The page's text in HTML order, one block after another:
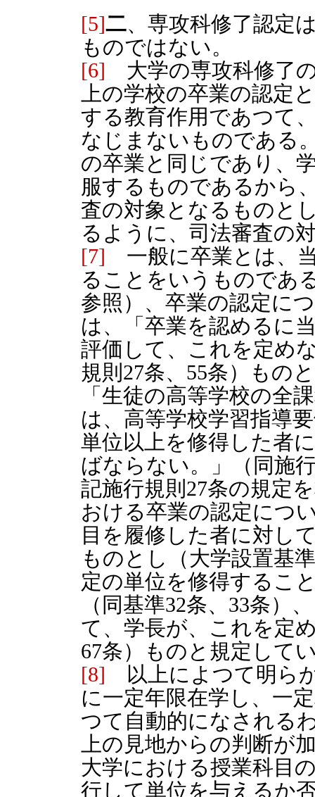
[5]二、専攻科修了認定
ものではない。
[6] 大学の専攻科修了
上の学校の卒業の認定
する教育作用であつて
なじまないものである
の卒業と同じであり、
服するものであるから
査の対象となるものと
るように、司法審査の
[7] 一般に卒業とは、
ることをいうものであ
参照）、卒業の認定に
は、「卒業を認めるに
評価して、これを定め
規則27条、55条）もの
「生徒の高等学校の全
は、高等学校学習指導
単位以上を修得した者
ばならない。」（同施
記施行規則27条の規定
おける卒業の認定につ
目を履修した者に対し
ものとし（大学設置基
定の単位を修得するこ
（同基準32条、33条）
て、学長が、これを定
67条）ものと規定して
[8] 以上によつて明ら
に一定年限在学し、一
つて自動的になされる
上の見地からの判断が
大学における授業科目
行して単位を与えるか